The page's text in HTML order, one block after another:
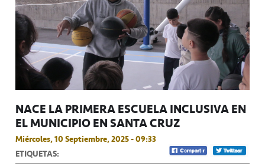
NACE LA PRIMERA ESCUELA INCLUSIVA EN
EL MUNICIPIO EN SANTA CRUZ
Miércoles, 10 Septiembre, 2025 - 09:33
ETIQUETAS: